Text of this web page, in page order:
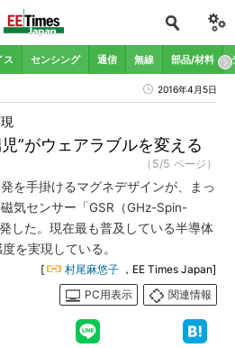
ス センシング 通信 無線 部品/材料
2016年4月5日
”がウェアラブルを変える
（5/5 ページ）
を手掛けるマグネデザインが、まっ
気センサー「GSR（GHz-Spin-
した。現在最も普及している半導体
を実現している。
[ 村尾麻悠子 ，EE Times Japan]
PC用表示
関連情報